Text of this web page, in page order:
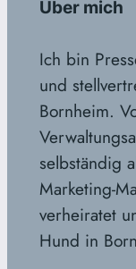
Über mich
Ich bin
und
Bornheim.
selbständig
Marketing-
verheiratet
Hund in